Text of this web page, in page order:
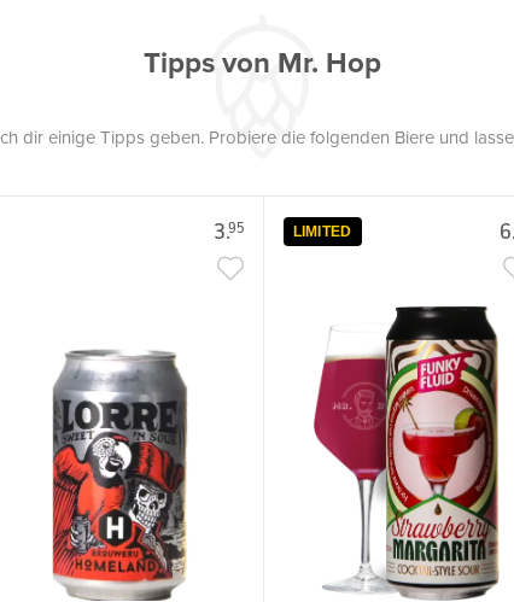
Tipps von Mr. Hop
dir einige Tipps geben. Probiere die folgenden Biere und
3.95 LIMITED